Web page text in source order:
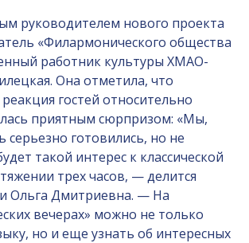
руководителем нового проекта
«Филармонического общества
работник культуры ХМАО-
Она отметила, что
гостей относительно
приятным сюрпризом: «Мы,
серьезно готовились, но не
такой интерес к классической
трех часов, — делится
Ольга Дмитриевна. — На
вечерах» можно не только
но и еще узнать об интересных